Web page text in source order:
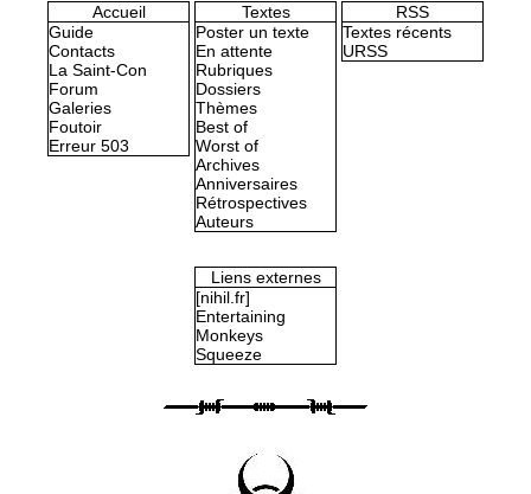
Accueil
Guide
Contacts
La Saint-Con
Forum
Galeries
Foutoir
Erreur 503
Textes
Poster un texte
En attente
Rubriques
Dossiers
Thèmes
Best of
Worst of
Archives
Anniversaires
Rétrospectives
Auteurs
RSS
Textes récents
URSS
Liens externes
[nihil.fr]
Entertaining
Monkeys
Squeeze